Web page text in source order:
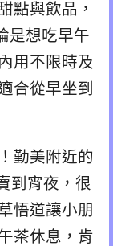
點與飲品，
是想吃早午
用不限時及
合從早坐到
勤美附近的
到宵夜，很
悟道讓小朋
茶休息，肯